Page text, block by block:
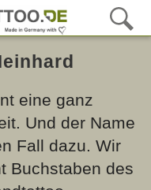
eine ganz
Und der Name
Fall dazu. Wir
Buchstaben des